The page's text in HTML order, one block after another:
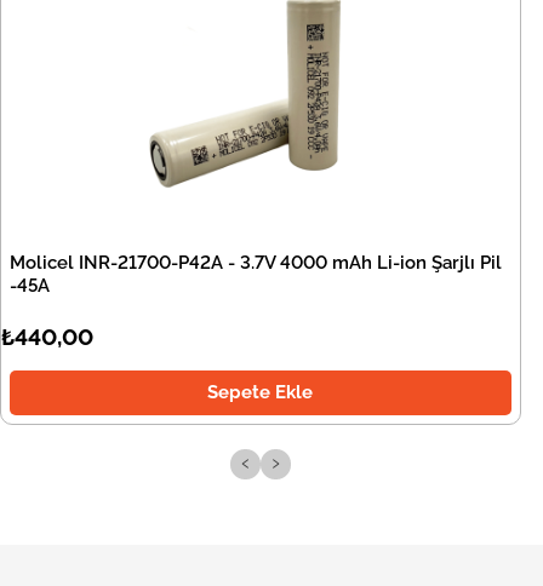
Molicel INR-21700-P42A - 3.7V 4000 mAh Li-ion Şarjlı Pil
-45A
₺440,00
Sepete Ekle
‹ ›